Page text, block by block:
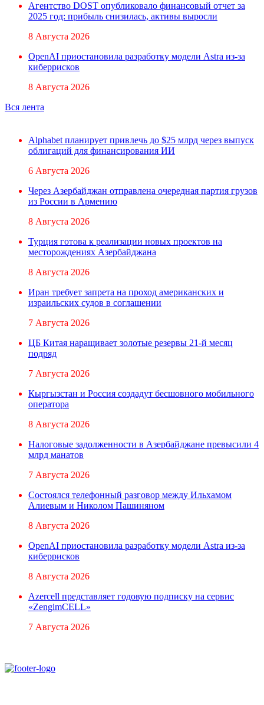
Агентство DOST опубликовало финансовый отчет за
2025 год: прибыль снизилась, активы выросли
8 Августа 2026
OpenAI приостановила разработку модели Astra из-за
киберрисков
8 Августа 2026
Вся лента
Alphabet планирует привлечь до $25 млрд через выпуск
облигаций для финансирования ИИ
6 Августа 2026
Через Азербайджан отправлена очередная партия грузов
из России в Армению
8 Августа 2026
Турция готова к реализации новых проектов на
месторождениях Азербайджана
8 Августа 2026
Иран требует запрета на проход американских и
израильских судов в соглашении
7 Августа 2026
ЦБ Китая наращивает золотые резервы 21-й месяц
подряд
7 Августа 2026
Кыргызстан и Россия создадут бесшовного мобильного
оператора
8 Августа 2026
Налоговые задолженности в Азербайджане превысили 4
млрд манатов
7 Августа 2026
Состоялся телефонный разговор между Ильхамом
Алиевым и Николом Пашиняном
8 Августа 2026
OpenAI приостановила разработку модели Astra из-за
киберрисков
8 Августа 2026
Azercell представляет годовую подписку на сервис
«ZengimCELL»
7 Августа 2026